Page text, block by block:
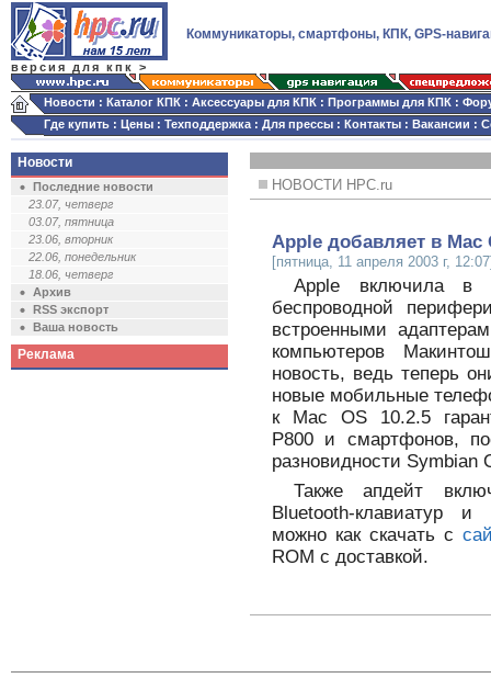
версия для кпк >
Коммуникаторы, смартфоны, КПК, GPS-
Новости : Каталог КПК : Аксессуары для КПК : Программы для КПК :
Где купить : Цены : Техподдержка : Для прессы : Контакты : Вакансии :
Новости
Последние новости
23.07, четверг
03.07, пятница
23.06, вторник
22.06, понедельник
18.06, четверг
Архив
RSS экспорт
Ваша новость
Реклама
НОВОСТИ HPC.ru
Apple добавляет в
[пятница, 11 апреля 2003 г,
Apple включила
беспроводной
встроенными
компьютеров
новость, ведь теперь
новые мобильные
к Mac OS 10.2.5
P800 и смартфонов,
разновидности
Также апдейт
Bluetooth-клавиатур
можно как скачать с
ROM с доставкой.